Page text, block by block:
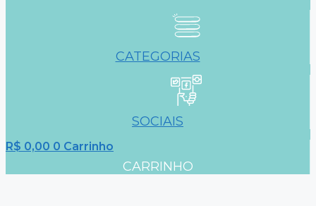
CATEGORIAS
SOCIAIS
R$ 0,00 0 Carrinho
CARRINHO